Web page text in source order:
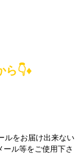
ら👇♦
ルをお届け出来ない
ール等をご使用下さ